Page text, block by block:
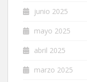
junio 2025
mayo 2025
abril 2025
marzo 2025